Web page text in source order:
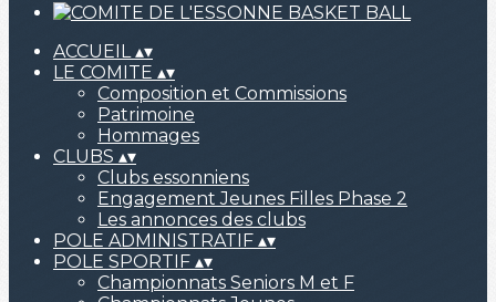
ACCUEIL▴▾
LE COMITE ▴▾
Composition et Commissions
Patrimoine
Hommages
CLUBS ▴▾
Clubs essonniens
Engagement Jeunes Filles Phase 2
Les annonces des clubs
POLE ADMINISTRATIF ▴▾
POLE SPORTIF ▴▾
Championnats Seniors M et F